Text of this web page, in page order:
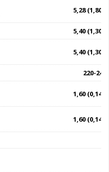
5,28 (1,80 -
5,40 (1,30 -
5,40 (1,30 -
220-
1,60 (0,14 -
1,60 (0,14 -